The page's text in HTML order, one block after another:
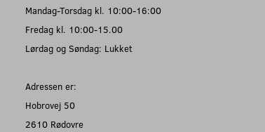
Mandag-Torsdag kl. 10:00-16:00
Fredag kl. 10:00-15.00
Lørdag og Søndag: Lukket
Adressen er:
Hobrovej 50
2610 Rødovre